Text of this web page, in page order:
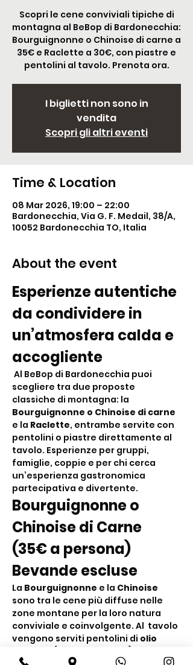
Scopri le cene conviviali tipiche di
montagna al BeBop di Bardonecchia:
Bourguignonne o Chinoise di carne a
35€ e Raclette a 30€, con piastre e
pentolini al tavolo. Prenota ora.
I biglietti non sono in
vendita
Scopri gli altri eventi
Time & Location
08 Mar 2026, 19:00 – 22:00
Bardonecchia, Via G. F. Medail, 38/A,
10052 Bardonecchia TO, Italia
About the event
Esperienze autentiche
da condividere in
un’atmosfera calda e
accogliente
scegliere tra due proposte
classiche di montagna: la
Bourguignonne o Chinoise di carne
e la Raclette, entrambe servite con
pentolini o piastre direttamente al
tavolo. Esperienze per gruppi,
famiglie, coppie e per chi cerca
un’esperienza gastronomica
partecipativa e divertente.
Bourguignonne o
Chinoise di Carne
(35€ a persona)
Bevande escluse
La Bourguignonne e la Chinoise
sono tra le cene più diffuse nelle
zone montane per la loro natura
conviviale e coinvolgente. Al  tavolo
vengono serviti pentolini di olio